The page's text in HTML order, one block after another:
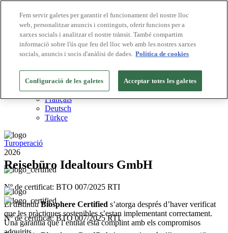
Destinacions Biosphere
Empreses Biosphere
Com valorem
Sobre nosaltres
English
Español
Português
Français
Deutsch
Türkçe
2026
Nº de certificat: BTO 007/2025 RTI
El distintiuBiosphere Certified s’atorga després d’haver verificat
que les pràctiques sostenibles s’estan implementant correctament.
Una garantia que l’entitat està complint amb els compromisos
Turoperació
Reisebüro Idealtours GmbH
Nº de certificat: BTO 007/2025 RTI
Fem servir galetes per garantir el funcionament del nostre lloc
web, personalitzar anuncis i continguts, oferir funcions per a
xarxes socials i analitzar el nostre trànsit. També compartim
informació sobre l'ús que feu del lloc web amb les nostres xarxes
socials, anuncis i socis d'anàlisi de dades. Política de cookies
Configuració de les galetes Acceptar totes les galetes